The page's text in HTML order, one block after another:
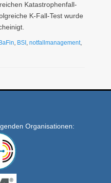
Katastrophenfall-
K-Fall-Test wurde
BaFin, BSI , notfallmanagement,
Organisationen: